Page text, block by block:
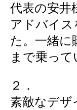
代表の安井
アドバイ
た。一緒に
まで乗っ
２．
素敵なデザ